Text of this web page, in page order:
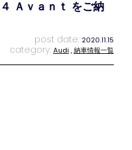
Ａｖａｎｔ をご納
post date: 2020.11.15
category: Audi ,納車情報一覧